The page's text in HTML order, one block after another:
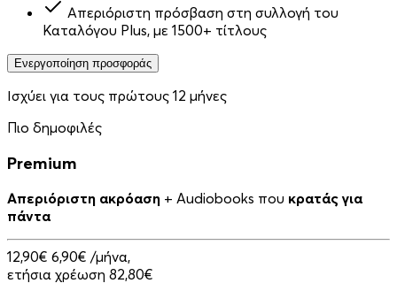
Απεριόριστη πρόσβαση στη συλλογή του
Καταλόγου Plus, με 1500+ τίτλους
Ενεργοποίηση προσφοράς
Ισχύει για τους πρώτους 12 μήνες
Πιο δημοφιλές
Premium
Απεριόριστη ακρόαση + Audiobooks που κρατάς για
πάντα
12,90€ 6,90€ /μήνα,
ετήσια χρέωση 82,80€